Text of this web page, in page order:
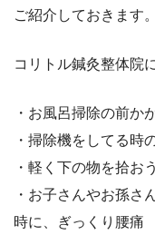
ご紹介しておきます。
コリトル鍼灸整体院
・お風呂掃除の前か
・掃除機をしてる時
・軽く下の物を拾お
・お子さんやお孫さ
時に、ぎっくり腰痛